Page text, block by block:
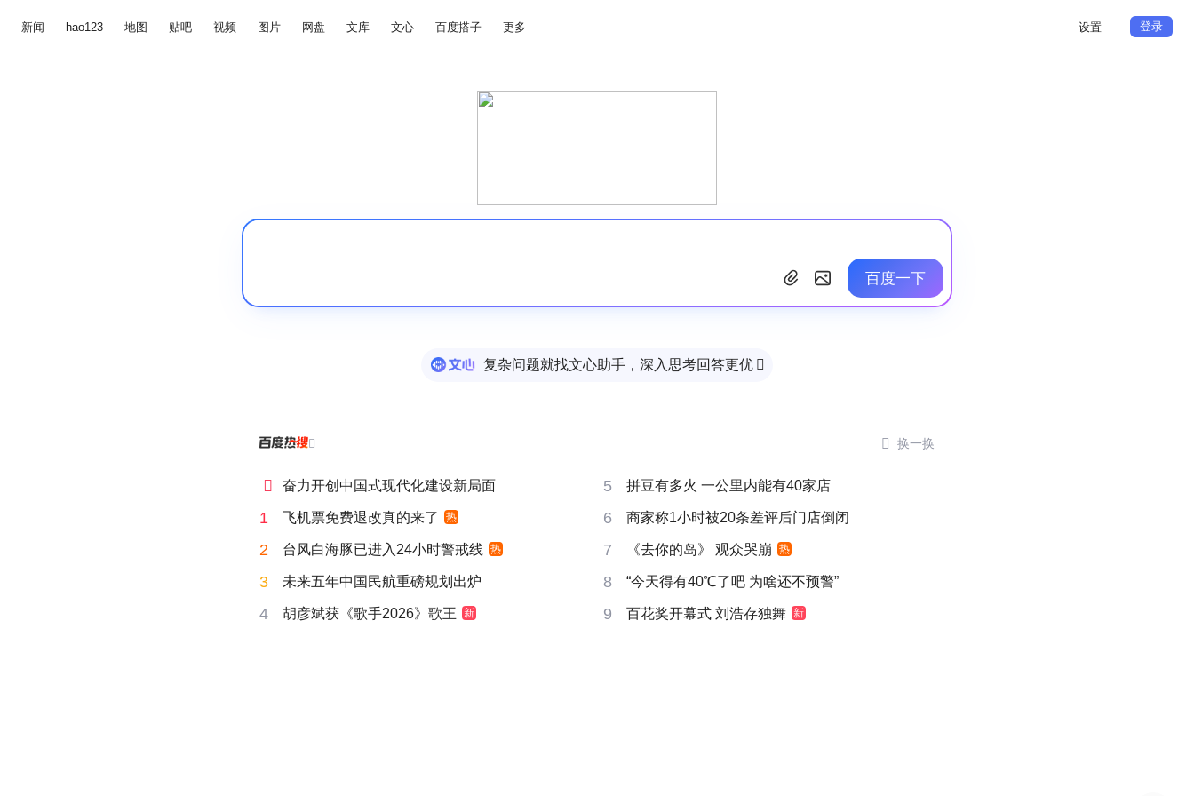
新闻 hao123 地图 贴吧 视频 图片 网盘 文库 文心 百度搭子 更多 设置 登录
百度一下
复杂问题就找文心助手，深入思考回答更优 
  换一换
 奋力开创中国式现代化建设新局面 5 拼豆有多火 一公里内能有40家店
1 飞机票免费退改真的来了 热 6 商家称1小时被20条差评后门店倒闭
2 台风白海豚已进入24小时警戒线 热 7 《去你的岛》 观众哭崩 热
3 未来五年中国民航重磅规划出炉 8 “今天得有40℃了吧 为啥还不预警”
4 胡彦斌获《歌手2026》歌王 新 9 百花奖开幕式 刘浩存独舞 新